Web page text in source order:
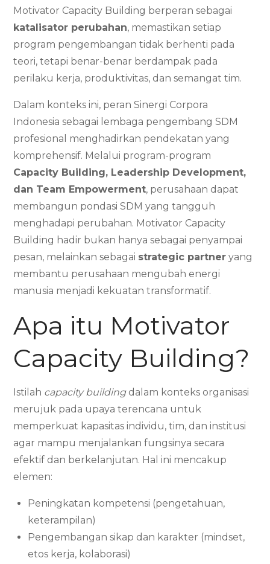
Motivator Capacity Building berperan sebagai
katalisator perubahan, memastikan setiap
program pengembangan tidak berhenti pada
teori, tetapi benar-benar berdampak pada
perilaku kerja, produktivitas, dan semangat tim.
Dalam konteks ini, peran Sinergi Corpora
Indonesia sebagai lembaga pengembang SDM
profesional menghadirkan pendekatan yang
komprehensif. Melalui program-program
Capacity Building, Leadership Development,
dan Team Empowerment, perusahaan dapat
membangun pondasi SDM yang tangguh
menghadapi perubahan. Motivator Capacity
Building hadir bukan hanya sebagai penyampai
pesan, melainkan sebagai strategic partner yang
membantu perusahaan mengubah energi
manusia menjadi kekuatan transformatif.
Apa itu Motivator
Capacity Building?
Istilah capacity buildingdalam konteks organisasi
merujuk pada upaya terencana untuk
memperkuat kapasitas individu, tim, dan institusi
agar mampu menjalankan fungsinya secara
efektif dan berkelanjutan. Hal ini mencakup
elemen:
Peningkatan kompetensi (pengetahuan,
keterampilan)
Pengembangan sikap dan karakter (mindset,
etos kerja, kolaborasi)